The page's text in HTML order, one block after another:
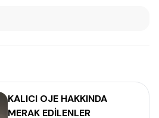
KALICI OJE HAKKINDA
MERAK EDİLENLER